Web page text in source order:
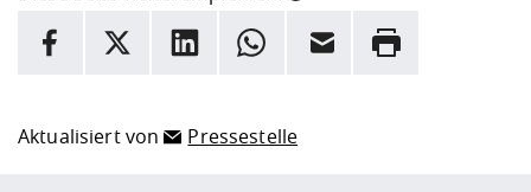
INFORMATION
Hier stehen weitere Informationen und ein Link zur
Facebook
X LinkedInWhatsappE-Mail Drucken
Aktualisiert von Pressestelle